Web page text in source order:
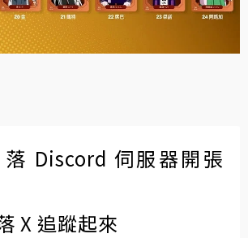
Discord 伺服器開張
X 追蹤起來